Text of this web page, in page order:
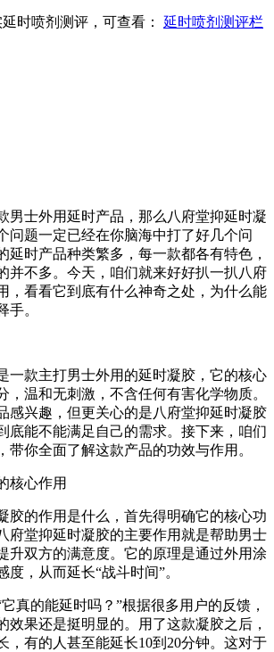
时喷剂测评，可查看： 延时喷剂测评栏
男士外用延时产品，那么八府堂抑延时凝
问题一定已经在你脑海中打了好几个问
延时产品种类繁多，每一款都各有特色，
并不多。今天，咱们就来好好扒一扒八府
，看看它到底有什么神奇之处，为什么能
手。
一款主打男士外用的延时凝胶，它的核心
，温和无刺激，不含任何有害化学物质。
感兴趣，但更关心的是八府堂抑延时凝胶
底能不能满足自己的需求。接下来，咱们
带你全面了解这款产品的功效与作用。
核心作用
胶的作用是什么，首先得明确它的核心功
府堂抑延时凝胶的主要作用就是帮助男士
升双方的满意度。它的原理是通过外用涂
，从而延长“战斗时间”。
真的能延时吗？”根据很多用户的反馈，
效果还是挺明显的。用了这款凝胶之后，
，有的人甚至能延长10到20分钟。这对于